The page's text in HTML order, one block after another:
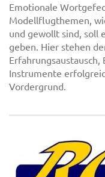
Emotionale
Modellflugthemen,
und gewollt sind, soll
geben. Hier stehen
Erfahrungsaustausch,
Instrumente
Vordergrund.